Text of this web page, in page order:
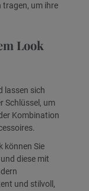
tragen, um ihre
Look
lassen sich
Schlüssel, um
Kombination
können Sie
diese mit
und stilvoll,